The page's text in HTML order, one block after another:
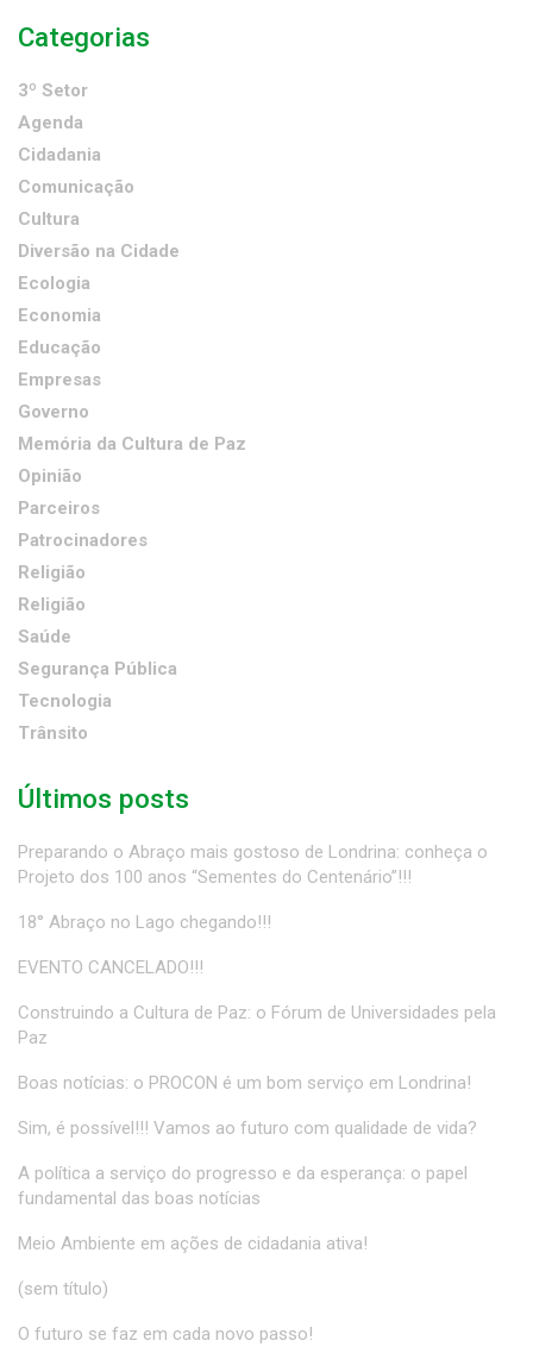
Categorias
3º Setor
Agenda
Cidadania
Comunicação
Cultura
Diversão na Cidade
Ecologia
Economia
Educação
Empresas
Governo
Memória da Cultura de Paz
Opinião
Parceiros
Patrocinadores
Religião
Religião
Saúde
Segurança Pública
Tecnologia
Trânsito
Últimos posts
Preparando o Abraço mais gostoso de Londrina: conheça o
Projeto dos 100 anos “Sementes do Centenário”!!!
18° Abraço no Lago chegando!!!
EVENTO CANCELADO!!!
Construindo a Cultura de Paz: o Fórum de Universidades pela
Paz
Boas notícias: o PROCON é um bom serviço em Londrina!
Sim, é possível!!! Vamos ao futuro com qualidade de vida?
A política a serviço do progresso e da esperança: o papel
fundamental das boas notícias
Meio Ambiente em ações de cidadania ativa!
(sem título)
O futuro se faz em cada novo passo!